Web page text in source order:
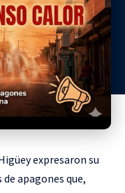
expresaron su
apagones que,